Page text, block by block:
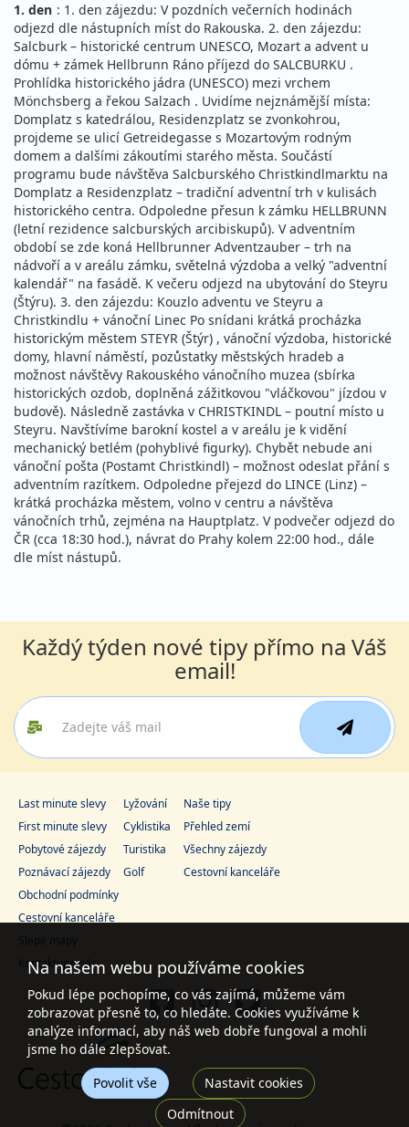
1. den : 1. den zájezdu: V pozdních večerních hodinách
odjezd dle nástupních míst do Rakouska. 2. den zájezdu:
Salcburk – historické centrum UNESCO, Mozart a advent u
dómu + zámek Hellbrunn Ráno příjezd do SALCBURKU .
Prohlídka historického jádra (UNESCO) mezi vrchem
Mönchsberg a řekou Salzach . Uvidíme nejznámější místa:
Domplatz s katedrálou, Residenzplatz se zvonkohrou,
projdeme se ulicí Getreidegasse s Mozartovým rodným
domem a dalšími zákoutími starého města. Součástí
programu bude návštěva Salcburského Christkindlmarktu na
Domplatz a Residenzplatz – tradiční adventní trh v kulisách
historického centra. Odpoledne přesun k zámku HELLBRUNN
(letní rezidence salcburských arcibiskupů). V adventním
období se zde koná Hellbrunner Adventzauber – trh na
nádvoří a v areálu zámku, světelná výzdoba a velký "adventní
kalendář" na fasádě. K večeru odjezd na ubytování do Steyru
(Štýru). 3. den zájezdu: Kouzlo adventu ve Steyru a
Christkindlu + vánoční Linec Po snídani krátká procházka
historickým městem STEYR (Štýr) , vánoční výzdoba, historické
domy, hlavní náměstí, pozůstatky městských hradeb a
možnost návštěvy Rakouského vánočního muzea (sbírka
historických ozdob, doplněná zážitkovou "vláčkovou" jízdou v
budově). Následně zastávka v CHRISTKINDL – poutní místo u
Steyru. Navštívíme barokní kostel a v areálu je k vidění
mechanický betlém (pohyblivé figurky). Chybět nebude ani
vánoční pošta (Postamt Christkindl) – možnost odeslat přání s
adventním razítkem. Odpoledne přejezd do LINCE (Linz) –
krátká procházka městem, volno v centru a návštěva
vánočních trhů, zejména na Hauptplatz. V podvečer odjezd do
ČR (cca 18:30 hod.), návrat do Prahy kolem 22:00 hod., dále
dle míst nástupů.
Každý týden nové tipy přímo na Váš
email!
Last minute slevy
First minute slevy
Pobytové zájezdy
Poznávací zájezdy
Lyžování
Cyklistika
Turistika
Golf
Naše tipy
Přehled zemí
Všechny zájezdy
Cestovní kanceláře
Obchodní podmínky
Cestovní kanceláře
Slepé mapy
Kontaktujte nás
Na našem webu používáme cookies
Pokud lépe pochopíme, co vás zajímá, můžeme vám
zobrazovat přesně to, co hledáte. Cookies využíváme k
analýze informací, aby náš web dobře fungoval a mohli
jsme ho dále zlepšovat.
Povolit vše
Nastavit cookies
Odmítnout